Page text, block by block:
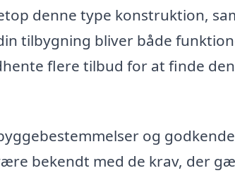
denne type konstruktion,
tilbygning bliver både
flere tilbud for at finde
og
bekendt med de krav, der